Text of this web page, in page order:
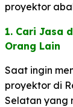
proyektor
1. Cari Jasa
Orang Lain​
Saat ingin
proyektor di
Selatan yang